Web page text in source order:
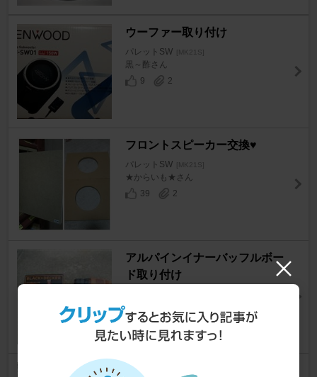
ウーファー取り付け
パレットSW [MK21S]
黒～酢さん
9
2
フロントスピーカー交換♥
パレットSW [MK21S]
★からいも★さん
39
2
アルパインイナーバッフルボー
ド取り付け
空のジュウザさん
2
0
カーオーディオ交換